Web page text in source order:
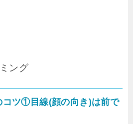
ング
コツ①目線(顔の向き)は前で